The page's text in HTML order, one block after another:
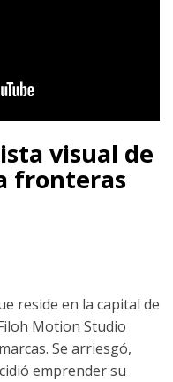
visual de
fronteras
reside en la capital de
Motion Studio
Se arriesgó,
emprender su